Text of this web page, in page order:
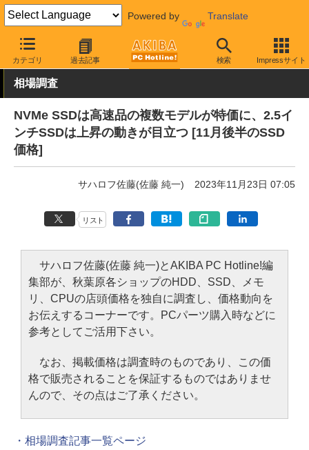
Powered by Translate
カテゴリ 過去記事 検索 Impressサイト
AKIBA PC Hotline! 秋葉原情報 価格情報 価格動向
相場調査
NVMe SSDは高速品の複数モデルが特価に、2.5イ
ンチSSDは上昇の動きが目立つ [11月後半のSSD
価格]
サハロフ佐藤(佐藤 純一) 2023年11月23日 07:05
リスト
サハロフ佐藤(佐藤 純一)とAKIBA PC Hotline!編
集部が、秋葉原各ショップのHDD、SSD、メモ
リ、CPUの店頭価格を独自に調査し、価格動向を
お伝えするコーナーです。PCパーツ購入時などに
参考としてご活用下さい。
なお、掲載価格は調査時のものであり、この価
格で販売されることを保証するものではありませ
んので、その点はご了承ください。
・相場調査記事一覧ページ